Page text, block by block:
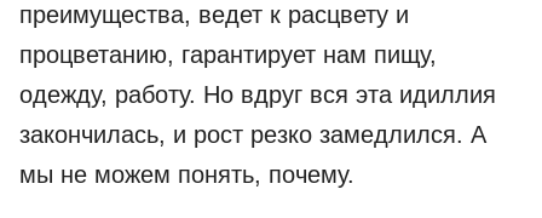
преимущества, ведет к расцвету и
процветанию, гарантирует нам пищу,
одежду, работу. Но вдруг вся эта идиллия
закончилась, и рост резко замедлился. А
мы не можем понять, почему.